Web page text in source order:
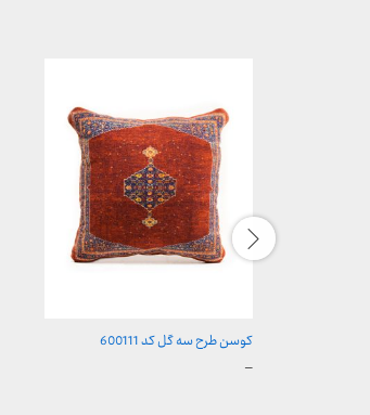
کوسن طرح سه گل کد 600111
–محدوده